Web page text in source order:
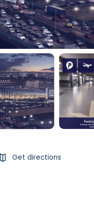
Get directions